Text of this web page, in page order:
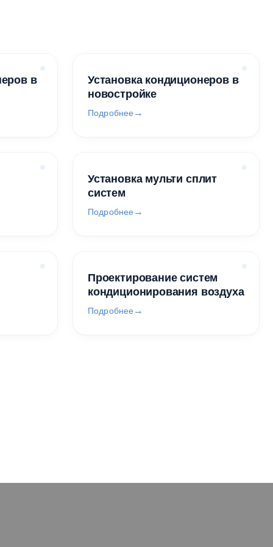
в
Установка кондиционеров в
новостройке
Подробнее
Установка мульти сплит
систем
Подробнее
Проектирование систем
кондиционирования воздуха
Подробнее